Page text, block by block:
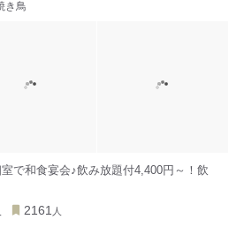
き鳥
で和食宴会♪飲み放題付4,400円～！飲
2161 人